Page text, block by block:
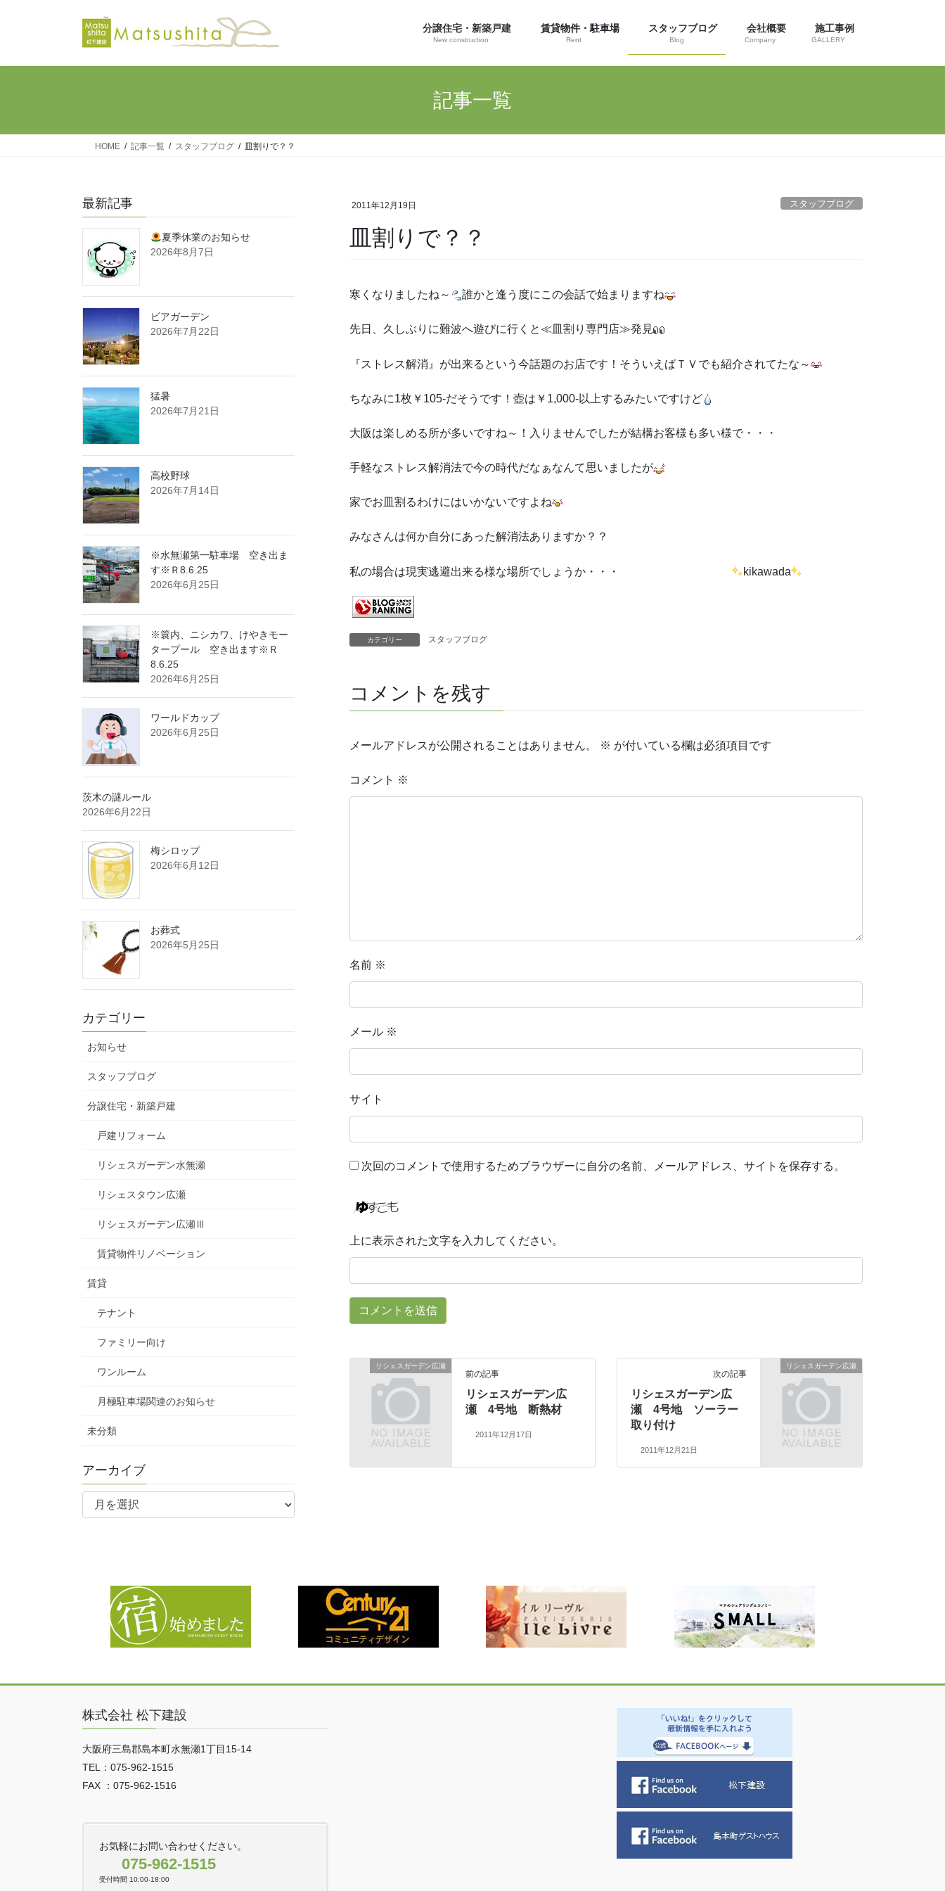
分譲住宅・新築戸建
New construction
賃貸物件・駐車場
Rent
スタッフブログ
Blog
会社概要
Company
施工事例
GALLERY
記事一覧
HOME 記事一覧 スタッフブログ 皿割りで？？
2011年12月19日 スタッフブログ
皿割りで？？
寒くなりましたね～ 誰かと逢う度にこの会話で始まりますね
先日、久しぶりに難波へ遊びに行くと≪皿割り専門店≫発見
『ストレス解消』が出来るという今話題のお店です！そういえばＴＶでも紹介されてたな～
ちなみに1枚￥105-だそうです！壺は￥1,000-以上するみたいですけど
大阪は楽しめる所が多いですね～！入りませんでしたが結構お客様も多い様で・・・
手軽なストレス解消法で今の時代だなぁなんて思いましたが
家でお皿割るわけにはいかないですよね
みなさんは何か自分にあった解消法ありますか？？
私の場合は現実逃避出来る様な場所でしょうか・・・ kikawada
カテゴリー スタッフブログ
コメントを残す
メールアドレスが公開されることはありません。 ※ が付いている欄は必須項目です
コメント ※
名前 ※
メール ※
サイト
次回のコメントで使用するためブラウザーに自分の名前、メールアドレス、サイトを保存する。
上に表示された文字を入力してください。
リシェスガーデン広瀬
前の記事
リシェスガーデン広
瀬 4号地 断熱材
2011年12月17日
リシェスガーデン広瀬
次の記事
リシェスガーデン広
瀬 4号地 ソーラー
取り付け
2011年12月21日
最新記事
夏季休業のお知らせ
2026年8月7日
ビアガーデン
2026年7月22日
猛暑
2026年7月21日
高校野球
2026年7月14日
※水無瀬第一駐車場 空き出ま
す※Ｒ8.6.25
2026年6月25日
※簑内、ニシカワ、けやきモー
タープール 空き出ます※Ｒ
8.6.25
2026年6月25日
ワールドカップ
2026年6月25日
茨木の謎ルール
2026年6月22日
梅シロップ
2026年6月12日
お葬式
2026年5月25日
カテゴリー
お知らせ
スタッフブログ
分譲住宅・新築戸建
戸建リフォーム
リシェスガーデン水無瀬
リシェスタウン広瀬
リシェスガーデン広瀬Ⅲ
賃貸物件リノベーション
賃貸
テナント
ファミリー向け
ワンルーム
月極駐車場関連のお知らせ
未分類
アーカイブ
ア
株式会社 松下建設
大阪府三島郡島本町水無瀬1丁目15-14
TEL：075-962-1515
FAX ：075-962-1516
お気軽にお問い合わせください。
075-962-1515
受付時間 10:00-18:00